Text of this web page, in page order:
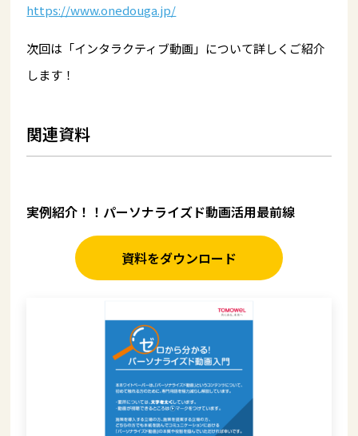
https://www.onedouga.jp/
次回は「インタラクティブ動画」について詳しくご紹介
します！
関連資料
実例紹介！！パーソナライズド動画活用最前線
資料をダウンロード